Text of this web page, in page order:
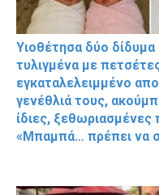
Υιοθέτησα δύο
τυλιγμένα με
εγκαταλελειμμένο
γενέθλιά τους,
ίδιες, ξεθωριασμένες
«Μπαμπά… πρέπει να